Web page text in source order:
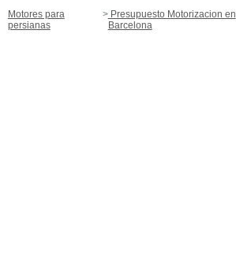
Motores para
persianas
Presupuesto Motorizacion en
Barcelona